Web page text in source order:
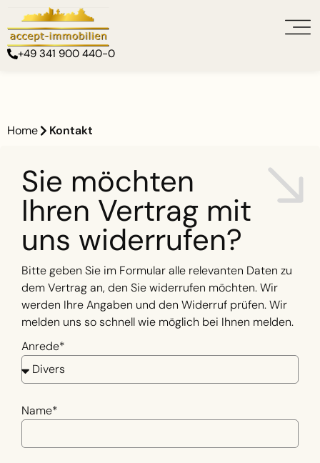
+49 341 900 440-0
Home Kontakt
Sie möchten
Ihren Vertrag mit
uns widerrufen?
Bitte geben Sie im Formular alle relevanten Daten zu
dem Vertrag an, den Sie widerrufen möchten. Wir
werden Ihre Angaben und den Widerruf prüfen. Wir
melden uns so schnell wie möglich bei Ihnen melden.
Anrede*
Name*